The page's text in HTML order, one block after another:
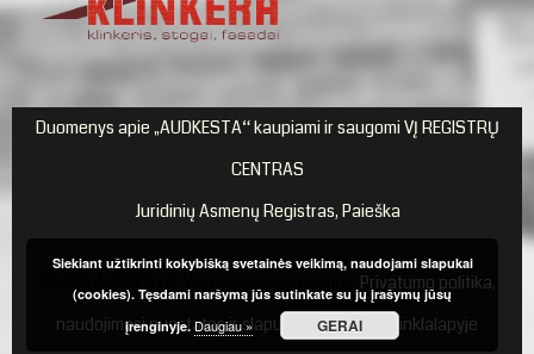
Duomenys apie „AUDKESTA“ kaupiami ir saugomi VĮ REGISTRŲ
CENTRAS
Juridinių Asmenų Registras, Paieška
Privatumo politika,
naudojimosi nuostatos ir slapukų naudojimas tinklalapyje
Siekiant užtikrinti kokybišką svetainės veikimą, naudojami slapukai
(cookies). Tęsdami naršymą jūs sutinkate su jų įrašymų jūsų
įrenginyje.Daugiau » GERAI